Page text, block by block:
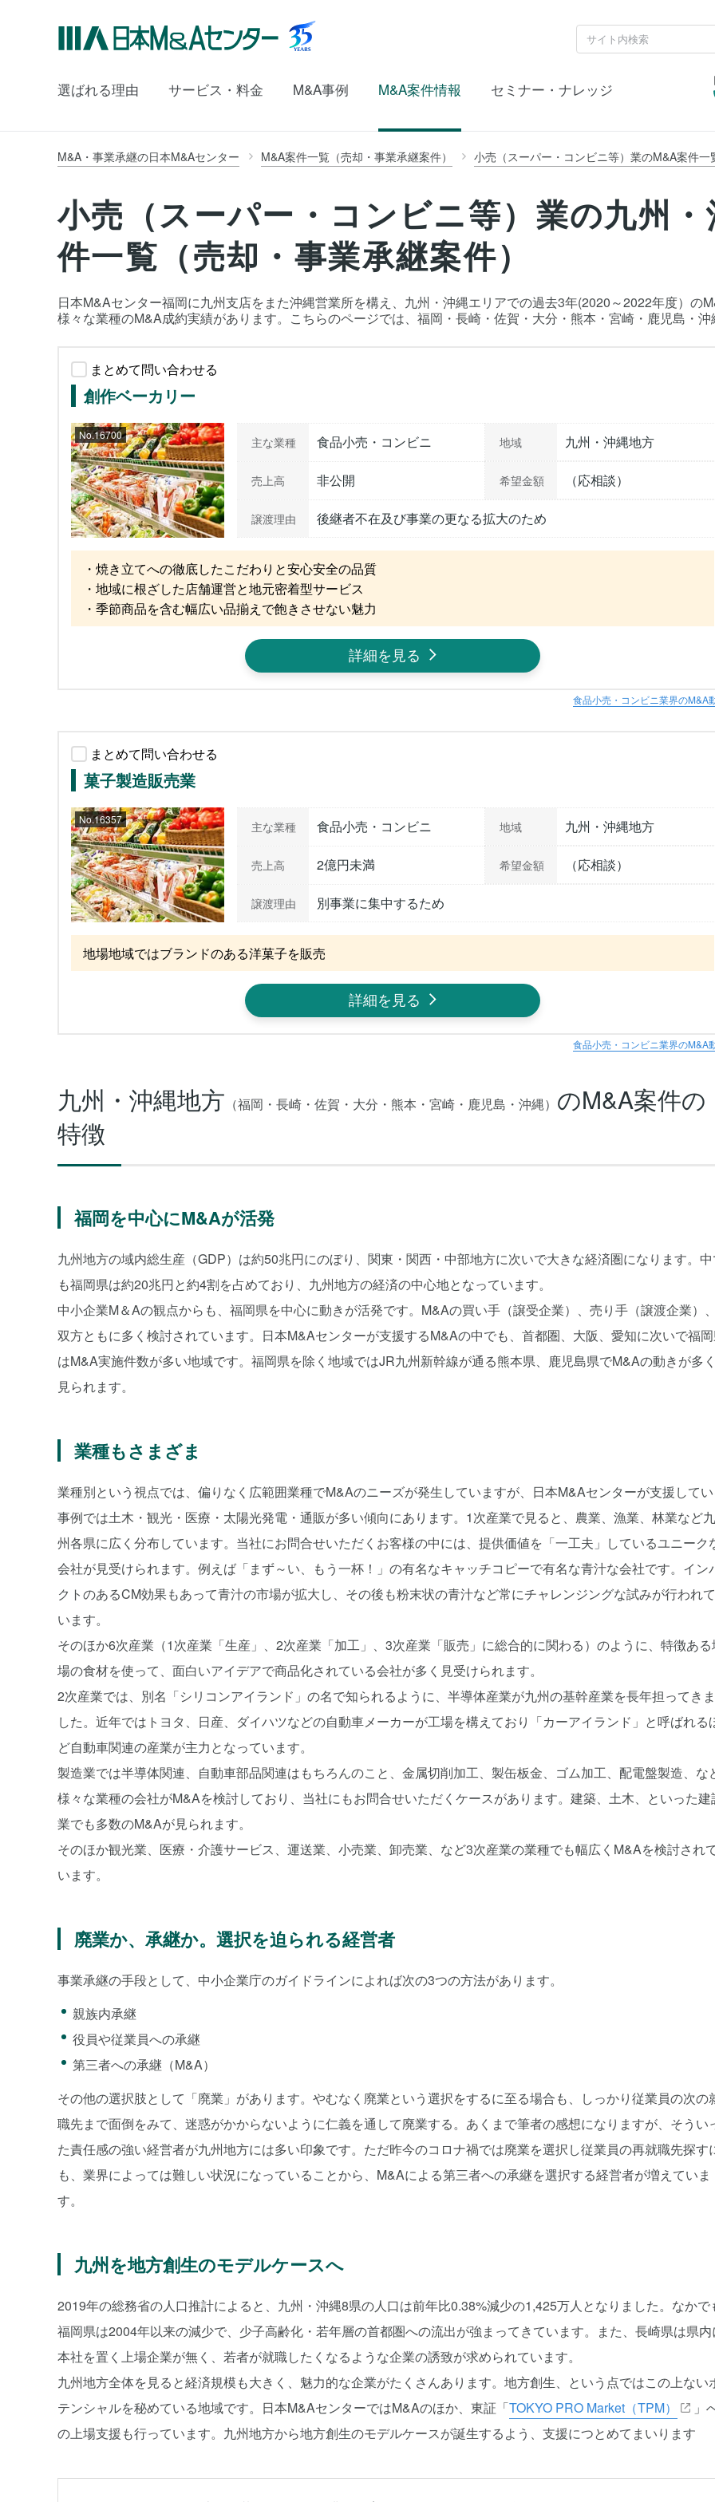
選ばれる理由 サービス・料金 M&A事例 M&A案件情報 セミナー・ナレッジ
M&A・事業承継の日本M&Aセンター M&A案件一覧（売却・事業承継案件） 小売（スーパー・コンビニ等）業のM&A案件一
小売（スーパー・コンビニ等）業の九州
件一覧（売却・事業承継案件）
日本M&Aセンター福岡に九州支店をまた沖縄営業所を構え、九州・沖縄エリアでの過去3年(2020～2022年度）の
様々な業種のM&A成約実績があります。こちらのページでは、福岡・長崎・佐賀・大分・熊本・宮崎・鹿児島・沖
まとめて問い合わせる
創作ベーカリー
No.16700 主な業種 食品小売・コンビニ 地域 九州・沖縄地方
売上高 非公開 希望金額 （応相談）
譲渡理由 後継者不在及び事業の更なる拡大のため
・焼き立てへの徹底したこだわりと安心安全の品質
・地域に根ざした店舗運営と地元密着型サービス
・季節商品を含む幅広い品揃えで飽きさせない魅力
詳細を見る
食品小売・コンビニ業界のM&A
まとめて問い合わせる
菓子製造販売業
No.16357 主な業種 食品小売・コンビニ 地域 九州・沖縄地方
売上高 2億円未満 希望金額 （応相談）
譲渡理由 別事業に集中するため
地場地域ではブランドのある洋菓子を販売
詳細を見る
食品小売・コンビニ業界のM&A
九州・沖縄地方 （福岡・長崎・佐賀・大分・熊本・宮崎・鹿児島・沖縄） のM&A案件の
特徴
福岡を中心にM&Aが活発
九州地方の域内総生産（GDP）は約50兆円にのぼり、関東・関西・中部地方に次いで大きな経済圏になります。
も福岡県は約20兆円と約4割を占めており、九州地方の経済の中心地となっています。
中小企業M＆Aの観点からも、福岡県を中心に動きが活発です。M&Aの買い手（譲受企業）、売り手（譲渡企業）、
双方ともに多く検討されています。日本M&Aセンターが支援するM&Aの中でも、首都圏、大阪、愛知に次いで福
はM&A実施件数が多い地域です。福岡県を除く地域ではJR九州新幹線が通る熊本県、鹿児島県でM&Aの動きが多く
見られます。
業種もさまざま
業種別という視点では、偏りなく広範囲業種でM&Aのニーズが発生していますが、日本M&Aセンターが支援して
事例では土木・観光・医療・太陽光発電・通販が多い傾向にあります。1次産業で見ると、農業、漁業、林業など九
州各県に広く分布しています。当社にお問合せいただくお客様の中には、提供価値を「一工夫」しているユニーク
会社が見受けられます。例えば「まず～い、もう一杯！」の有名なキャッチコピーで有名な青汁な会社です。イン
クトのあるCM効果もあって青汁の市場が拡大し、その後も粉末状の青汁など常にチャレンジングな試みが行われて
います。
そのほか6次産業（1次産業「生産」、2次産業「加工」、3次産業「販売」に総合的に関わる）のように、特徴あ
場の食材を使って、面白いアイデアで商品化されている会社が多く見受けられます。
2次産業では、別名「シリコンアイランド」の名で知られるように、半導体産業が九州の基幹産業を長年担ってきま
した。近年ではトヨタ、日産、ダイハツなどの自動車メーカーが工場を構えており「カーアイランド」と呼ばれる
ど自動車関連の産業が主力となっています。
製造業では半導体関連、自動車部品関連はもちろんのこと、金属切削加工、製缶板金、ゴム加工、配電盤製造、な
様々な業種の会社がM&Aを検討しており、当社にもお問合せいただくケースがあります。建築、土木、といった建
業でも多数のM&Aが見られます。
そのほか観光業、医療・介護サービス、運送業、小売業、卸売業、など3次産業の業種でも幅広くM&Aを検討され
います。
廃業か、承継か。選択を迫られる経営者
事業承継の手段として、中小企業庁のガイドラインによれば次の3つの方法があります。
親族内承継
役員や従業員への承継
第三者への承継（M&A）
その他の選択肢として「廃業」があります。やむなく廃業という選択をするに至る場合も、しっかり従業員の次の
職先まで面倒をみて、迷惑がかからないように仁義を通して廃業する。あくまで筆者の感想になりますが、そうい
た責任感の強い経営者が九州地方には多い印象です。ただ昨今のコロナ禍では廃業を選択し従業員の再就職先探す
も、業界によっては難しい状況になっていることから、M&Aによる第三者への承継を選択する経営者が増えていま
す。
九州を地方創生のモデルケースへ
2019年の総務省の人口推計によると、九州・沖縄8県の人口は前年比0.38%減少の1,425万人となりました。なかで
福岡県は2004年以来の減少で、少子高齢化・若年層の首都圏への流出が強まってきています。また、長崎県は県内
本社を置く上場企業が無く、若者が就職したくなるような企業の誘致が求められています。
九州地方全体を見ると経済規模も大きく、魅力的な企業がたくさんあります。地方創生、という点ではこの上ない
テンシャルを秘めている地域です。日本M&AセンターではM&Aのほか、東証「TOKYO PRO Market（TPM）
」
の上場支援も行っています。九州地方から地方創生のモデルケースが誕生するよう、支援につとめてまいります